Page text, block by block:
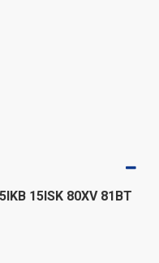
15ISK 80XV 81BT